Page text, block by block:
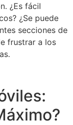
¿Es fácil
¿Se puede
secciones de
frustrar a los